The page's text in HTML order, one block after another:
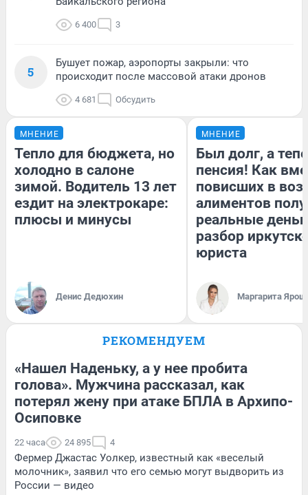
6 400 3
5
Бушует пожар, аэропорты закрыли: что
происходит после массовой атаки дронов
4 681 Обсудить
МНЕНИЕ
Тепло для бюджета, но
холодно в салоне
зимой. Водитель 13 лет
ездит на электрокаре:
плюсы и минусы
Денис Дедюхин
МНЕНИЕ
Был долг, а
пенсия! Как
повисших в
алиментов
реальные
разбор
юриста
Маргарита
РЕКОМЕНДУЕМ
«Нашел Наденьку, а у нее пробита
голова». Мужчина рассказал, как
потерял жену при атаке БПЛА в Архипо-
Осиповке
22 часа 24 895 4
Фермер Джастас Уолкер, известный как «веселый
молочник», заявил что его семью могут выдворить из
России — видео